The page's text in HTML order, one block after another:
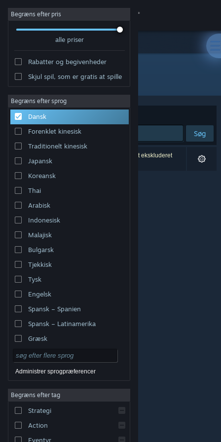
Log på
Om
Support
Skift sprog
Hent Steam-mobilappen
Vis desktop-webside
varemærker tilhører deres respektive indehavere i USA
Tilgængelighed
Refunderinger|
Begræns efter pris
alle priser
Rabatter og begivenheder
Skjul spil, som er gratis at spille
Begræns efter sprog
Dansk
Forenklet kinesisk
Traditionelt kinesisk
Japansk
Koreansk
Thai
Arabisk
Indonesisk
Malajisk
Bulgarsk
Tjekkisk
Tysk
Engelsk
Spansk – Spanien
Spansk – Latinamerika
Græsk
Administrer sprogpræferencer
Begræns efter tag
Strategi
Action
Eventyr
Udvikler: HCGstudio
Sorter efter Relevans
Søg
0 resultater matcher din søgning. 3 titler er blevet ekskluderet
baseret på dine præferencer.